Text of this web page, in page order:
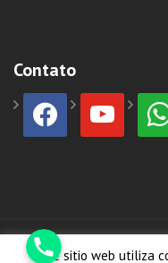
Contato
facebook youtube
© Copyright 2026
Este sitio web utiliza
Phone